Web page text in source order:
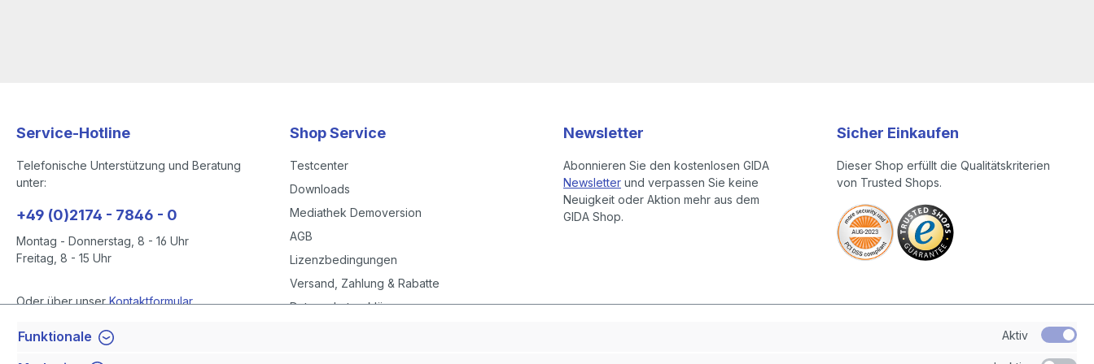
Service-Hotline
Telefonische Unterstützung und Beratung
unter:
+49 (0)2174 - 7846 - 0
Montag - Donnerstag, 8 - 16 Uhr
Freitag, 8 - 15 Uhr
Oder über unserKontaktformular.
Vertrag widerrufen
Shop Service
Testcenter
Downloads
Mediathek Demoversion
AGB
Lizenzbedingungen
Versand, Zahlung & Rabatte
Datenschutzerklärung
Newsletter
Abonnieren Sie den kostenlosen GIDA
Newsletter und verpassen Sie keine
Neuigkeit oder Aktion mehr aus dem
GIDA Shop.
Sicher Einkaufen
Dieser Shop erfüllt die Qualitätskriterien
von Trusted Shops.
Funktionale Aktiv